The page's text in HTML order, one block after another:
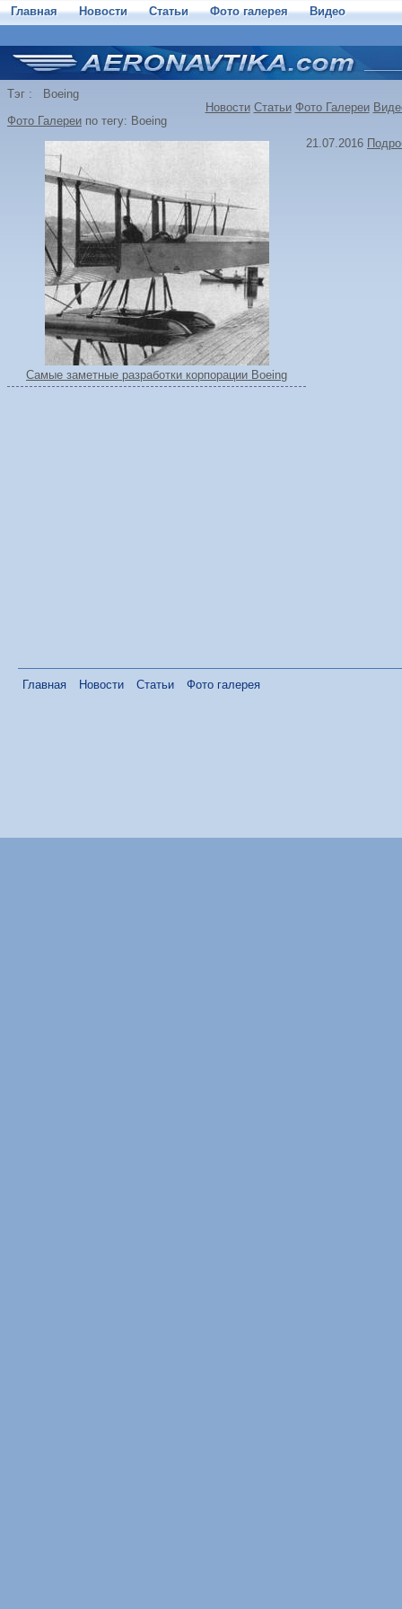
Главная Новости Статьи Фото галерея Видео
Тэг : Boeing
Новости Статьи Фото Галереи
Фото Галереи по тегу: Boeing
Самые заметные разработки корпорации Boeing
21.07.2016
Главная Новости Статьи Фото галерея